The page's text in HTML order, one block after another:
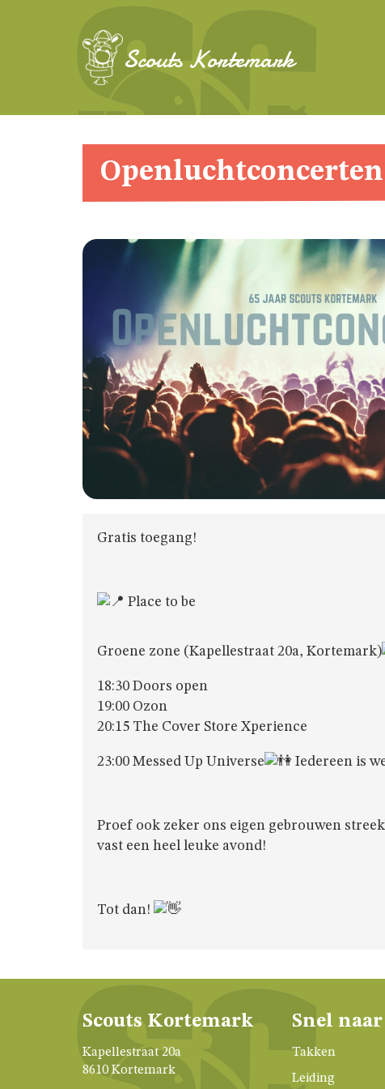
Scouts Kortemark
Gratis toegang!
Place to be
Groene zone (Kapellestraat 20a, Kortemark)
18:30 Doors open
19:00 Ozon
20:15 The Cover Store Xperience
23:00 Messed Up Universe Iedereen is
Proef ook zeker ons eigen gebrouwen
vast een heel leuke avond!
Tot dan!
Scouts Kortemark
Kapellestraat 20a
8610 Kortemark
Snel naar
Takken
Leiding